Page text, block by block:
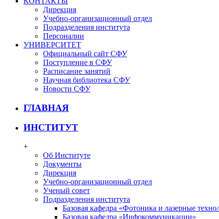
Дирекция
Учебно-организационный отдел
Подразделения института
Персоналии
УНИВЕРСИТЕТ
Официальный сайт СФУ
Поступление в СФУ
Расписание занятий
Научная библиотека СФУ
Новости СФУ
ГЛАВНАЯ
ИНСТИТУТ
+
Об Институте
Документы
Дирекция
Учебно-организационный отдел
Ученый совет
Подразделения института
Базовая кафедра «Фотоника и лазерные
Базовая кафедра «Инфокоммуникации»